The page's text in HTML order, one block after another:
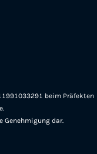
beim Präfekten
Genehmigung dar.